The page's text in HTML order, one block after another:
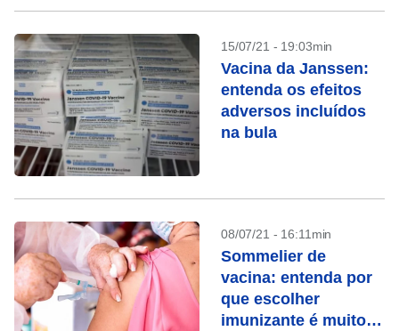
15/07/21 - 19:03min
Vacina da Janssen:
entenda os efeitos
adversos incluídos
na bula
08/07/21 - 16:11min
Sommelier de
vacina: entenda por
que escolher
imunizante é muito